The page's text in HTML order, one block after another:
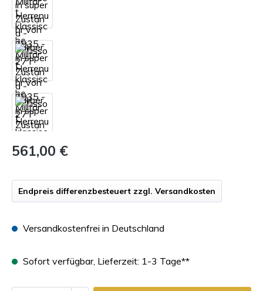
561,00 €
Endpreis differenzbesteuert zzgl. Versandkosten
Versandkostenfrei in Deutschland
Sofort verfügbar, Lieferzeit: 1-3 Tage**